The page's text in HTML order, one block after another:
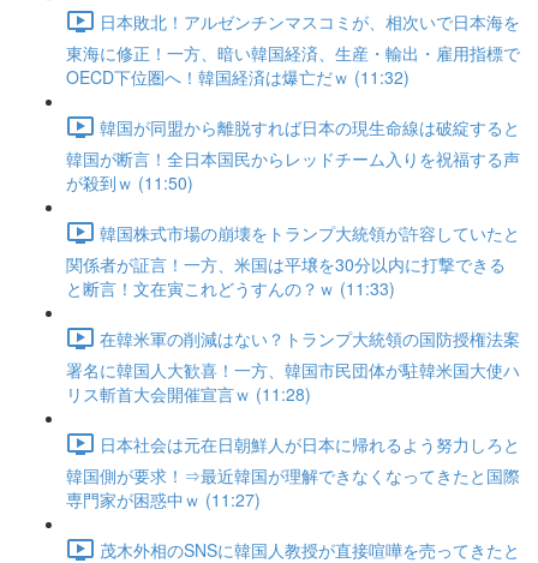
日本敗北！アルゼンチンマスコミが、相次いで日本海を
東海に修正！一方、暗い韓国経済、生産・輸出・雇用指標で
OECD下位圏へ！韓国経済は爆亡だｗ (11:32)
韓国が同盟から離脱すれば日本の現生命線は破綻すると
韓国が断言！全日本国民からレッドチーム入りを祝福する声
が殺到ｗ (11:50)
韓国株式市場の崩壊をトランプ大統領が許容していたと
関係者が証言！一方、米国は平壌を30分以内に打撃できる
と断言！文在寅これどうすんの？ｗ (11:33)
在韓米軍の削減はない？トランプ大統領の国防授権法案
署名に韓国人大歓喜！一方、韓国市民団体が駐韓米国大使ハ
リス斬首大会開催宣言ｗ (11:28)
日本社会は元在日朝鮮人が日本に帰れるよう努力しろと
韓国側が要求！⇒最近韓国が理解できなくなってきたと国際
専門家が困惑中ｗ (11:27)
茂木外相のSNSに韓国人教授が直接喧嘩を売ってきたと